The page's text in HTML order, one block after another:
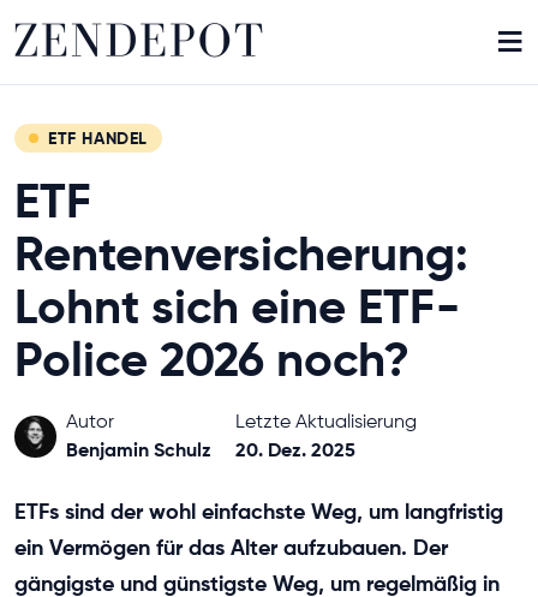
≡
ETF HANDEL
ETF
Rentenversicherung:
Lohnt sich eine ETF-
Police 2026 noch?
Autor
Benjamin Schulz
Letzte Aktualisierung
20. Dez. 2025
ETFs sind der wohl einfachste Weg, um langfristig
ein Vermögen für das Alter aufzubauen. Der
gängigste und günstigste Weg, um regelmäßig in